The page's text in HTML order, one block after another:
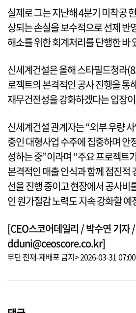
실제로 그는 지난해 4분기 미착공
상되는 손실을 보수적으로 선제 반
해소를 위한 회계처리를 단행한 바
신세계건설은 올해 스타필드청라
로젝트의 본격적인 공사 진행을 통
재무건전성을 강화하겠다는 입장
신세계건설 관계자는 “외부 우량
중인 대형사업 수주에 집중하며 안
성하는 중”이라며 “주요 프로젝트
본격적인 매출 인식과 함께 점진적
선을 진행 중이고 현장에서 공사비
인 원가절감 노력도 지속 강화할
[CEO스코어데일리 / 박수연 기자 /
dduni@ceoscore.co.kr]
무단 전재-재배포 금지> 2026-03-31